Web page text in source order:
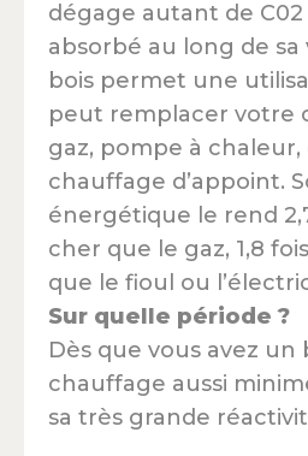
dégage autant de C02
absorbé au long de sa
bois permet une
peut remplacer votre
gaz, pompe à chaleur,
chauffage d’appoint.
énergétique le rend
cher que le gaz, 1,8
que le fioul ou
Sur quelle période ?
Dès que vous avez un
chauffage aussi
sa très grande